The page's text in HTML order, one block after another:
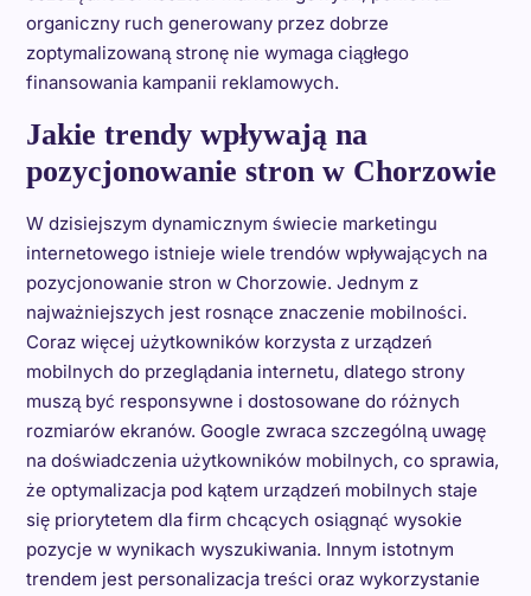
organiczny ruch generowany przez dobrze
zoptymalizowaną stronę nie wymaga ciągłego
finansowania kampanii reklamowych.
Jakie trendy wpływają na
pozycjonowanie stron w Chorzowie
W dzisiejszym dynamicznym świecie marketingu
internetowego istnieje wiele trendów wpływających na
pozycjonowanie stron w Chorzowie. Jednym z
najważniejszych jest rosnące znaczenie mobilności.
Coraz więcej użytkowników korzysta z urządzeń
mobilnych do przeglądania internetu, dlatego strony
muszą być responsywne i dostosowane do różnych
rozmiarów ekranów. Google zwraca szczególną uwagę
na doświadczenia użytkowników mobilnych, co sprawia,
że optymalizacja pod kątem urządzeń mobilnych staje
się priorytetem dla firm chcących osiągnąć wysokie
pozycje w wynikach wyszukiwania. Innym istotnym
trendem jest personalizacja treści oraz wykorzystanie